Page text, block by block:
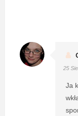
25
Ja